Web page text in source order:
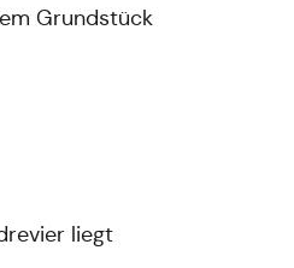
Grundstück
liegt